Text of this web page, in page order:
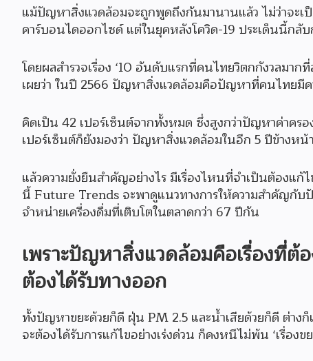
แม้ปัญหาสิ่งแวดล้อมจะถูกพูดถึงกันมานานแล้ว ไม่ว่าจะเ
คาร์บอนไดออกไซด์ แต่ในยุคหลังโควิด-19 ประเด็นนี้กลั
โดยผลสำรวจเรื่อง ‘10 อันดับแรกที่คนไทยวิตกกังวลมาก
เผยว่า ในปี 2566 ปัญหาสิ่งแวดล้อมคือปัญหาที่คนไทยมีค
คิดเป็น 42 เปอร์เซ็นต์จากทั้งหมด ซึ่งสูงกว่าปัญหาค่าคร
เปอร์เซ็นต์ก็ยังมองว่า ปัญหาสิ่งแวดล้อมในอีก 5 ปีข้างห
แล้วความยั่งยืนสำคัญอย่างไร มีเรื่องไหนที่จำเป็นต้องแ
นี้ Future Trends จะพาดูแนวทางการให้ความสำคัญกับ
จำหน่ายเครื่องดื่มที่เติบโตในตลาดกว่า 67 ปีกัน
เพราะปัญหาสิ่งแวดล้อมคือเรื่องที่
ต้องได้รับทางออก
ทั้งปัญหาขยะด้วยก็ดี ฝุ่น PM 2.5 และน้ำเสียด้วยก็ดี ต่าง
จะต้องได้รับการแก้ไขอย่างเร่งด่วน ก็คงหนีไม่พ้น ‘เรื่องขย